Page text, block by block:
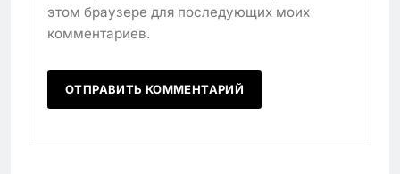
этом браузере для последующих моих
комментариев.